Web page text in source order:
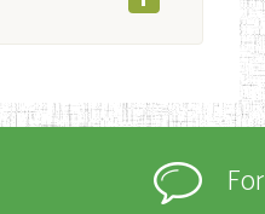
ouverture
inscrits au